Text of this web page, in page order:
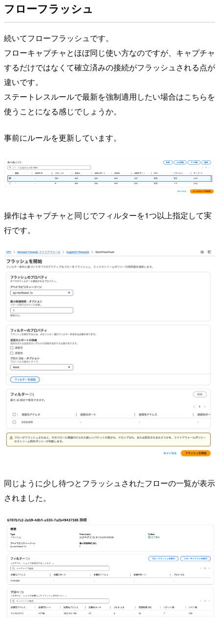
フローフラッシュ
続いてフローフラッシュです。
フローキャプチャとほぼ同じ使い方なのですが、キャプチャ
するだけではなくて確立済みの接続がフラッシュされる点が
違いです。
ステートレスルールで最新を強制適用したい場合はこちらを
使うことになる感じでしょうか。
事前にルールを更新しています。
操作はキャプチャと同じでフィルターを1つ以上指定して実
行です。
同じように少し待つとフラッシュされたフローの一覧が表示
されました。